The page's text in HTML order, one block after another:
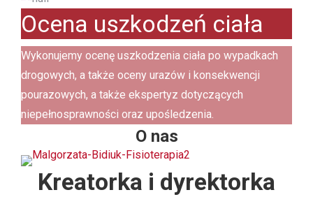
Ocena uszkodzeń ciała
Wykonujemy ocenę uszkodzenia ciała po wypadkach
drogowych, a także oceny urazów i konsekwencji
pourazowych, a także ekspertyz dotyczących
niepełnosprawności oraz upośledzenia.
O nas
Kreatorka i dyrektorka